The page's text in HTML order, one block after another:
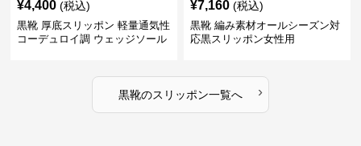
¥4,400 (税込)
黒靴 厚底スリッポン 軽量通気性
コーデュロイ調 ウェッジソール
¥7,160 (税込)
黒靴 編み素材オールシーズン対
応黒スリッポン女性用
黒靴のスリッポン一覧へ ›